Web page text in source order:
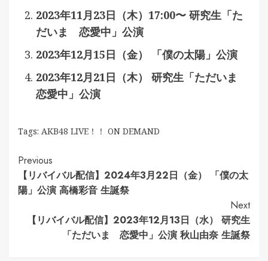
2023年11月23日（木）17:00〜 研究生「た
だいま 恋愛中」公演
2023年12月15日（金） 「僕の太陽」公演
2023年12月21日（木） 研究生「ただいま
恋愛中」公演
Tags: AKB48 LIVE！！ ON DEMAND
Continue
Reading
Previous
【リバイバル配信】2024年3月22日（金） 「僕の太
陽」公演 高橋彩音 生誕祭
Next
【リバイバル配信】2023年12月13日（水） 研究生
「ただいま 恋愛中」公演 秋山由奈 生誕祭